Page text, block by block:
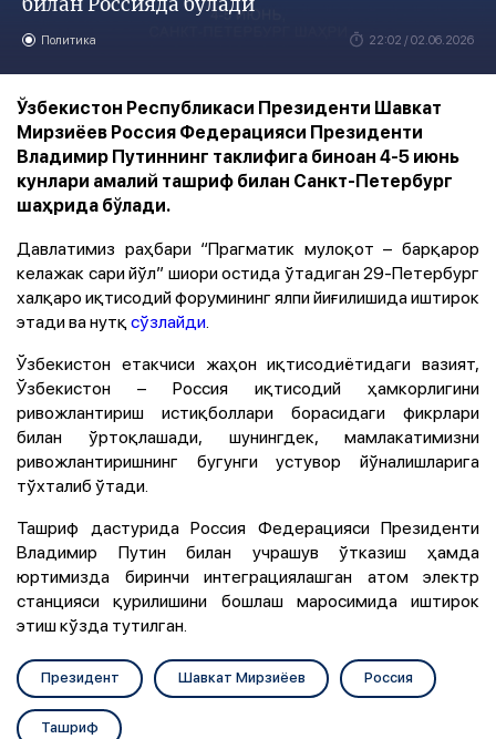
Политика 22:02 / 02.06.2026
Ўзбекистон Республикаси Президенти Шавкат
Мирзиёев Россия Федерацияси Президенти
Владимир Путиннинг таклифига биноан 4-5 июнь
кунлари амалий ташриф билан Санкт-Петербург
шаҳрида бўлади.
Давлатимиз раҳбари “Прагматик мулоқот – барқарор
келажак сари йўл” шиори остида ўтадиган 29-Петербург
халқаро иқтисодий форумининг ялпи йиғилишида иштирок
этади ва нутқсўзлайди.
Ўзбекистон етакчиси жаҳон иқтисодиётидаги вазият,
Ўзбекистон – Россия иқтисодий ҳамкорлигини
ривожлантириш истиқболлари борасидаги фикрлари
билан ўртоқлашади, шунингдек, мамлакатимизни
ривожлантиришнинг бугунги устувор йўналишларига
тўхталиб ўтади.
Ташриф дастурида Россия Федерацияси Президенти
Владимир Путин билан учрашув ўтказиш ҳамда
юртимизда биринчи интеграциялашган атом электр
станцияси қурилишини бошлаш маросимида иштирок
этиш кўзда тутилган.
Президент Шавкат Мирзиёев Россия
Ташриф